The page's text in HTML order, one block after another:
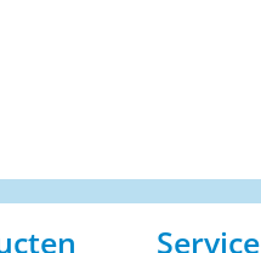
Service